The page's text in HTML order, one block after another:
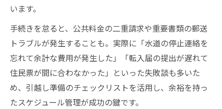
お得な引越し費用節約法を熊本で実践
熊本市で引越し費用を抑える見積もり比較
術
安い時期に引越しするコツと熊本市のスケ
ジュール選び
います。
手続きを怠ると、公共料金の二重請求や重要書類の郵送
トラブルが発生することも。実際に「水道の停止連絡を
忘れて余計な費用が発生した」「転入届の提出が遅れて
住民票が間に合わなかった」といった失敗談も多いた
め、引越し準備のチェックリストを活用し、余裕を持っ
たスケジュール管理が成功の鍵です。